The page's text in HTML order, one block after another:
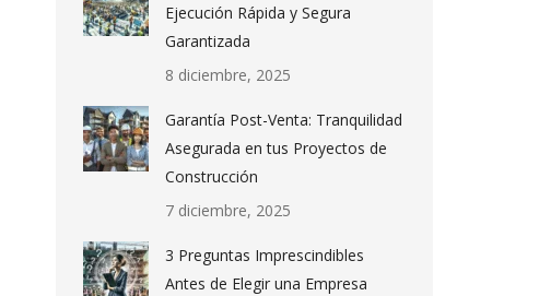
Ejecución Rápida y Segura
Garantizada
8 diciembre, 2025
Garantía Post-Venta: Tranquilidad
Asegurada en tus Proyectos de
Construcción
7 diciembre, 2025
3 Preguntas Imprescindibles
Antes de Elegir una Empresa